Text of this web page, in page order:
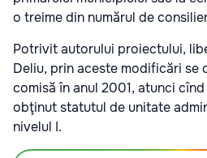
o treime din numărul de
Potrivit autorului proiectului,
Deliu, prin aceste modificări se
comisă în anul 2001, atunci
obţinut statutul de unitate
nivelul I.